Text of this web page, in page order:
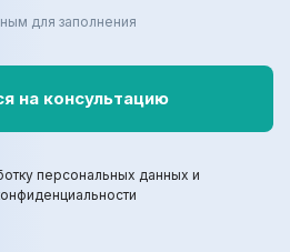
для заполнения
персональных данных и